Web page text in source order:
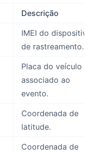
Descrição
IMEI do dispositivo
de rastreamento.
Placa do veículo
associado ao
evento.
Coordenada de
latitude.
Coordenada de